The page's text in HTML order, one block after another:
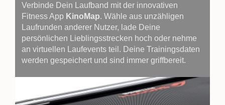
Verbinde Dein Laufband mit der innovativen
Fitness App KinoMap. Wähle aus unzähligen
Laufrunden anderer Nutzer, lade Deine
persönlichen Lieblingsstrecken hoch oder nehme
an virtuellen Laufevents teil. Deine Trainingsdaten
werden gespeichert und sind immer griffbereit.